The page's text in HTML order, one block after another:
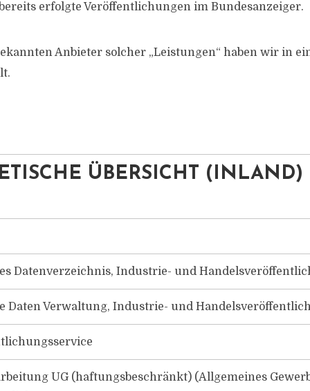
erfolgte Veröffentlichungen im Bundesanzeiger.
Anbieter solcher „Leistungen“ haben wir in
ÜBERSICHT (INLAND)
Datenverzeichnis, Industrie- und
Daten Verwaltung, Industrie- und
UG (haftungsbeschränkt) (Allgemeines